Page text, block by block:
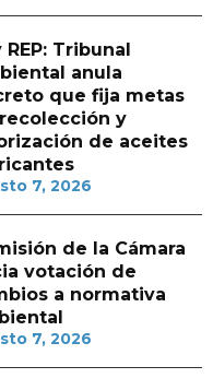
REP: Tribunal
anula
que fija metas
y
de aceites
7, 2026
de la Cámara
votación de
a normativa
7, 2026